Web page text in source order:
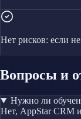
Нет рисков: если
Вопросы и
Нужно ли
Нет, AppStar CRM